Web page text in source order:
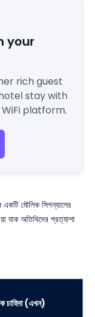
your
rich guest
stay with
platform.
একটি মৌলিক সিগন্যালের
যাক অতিথিদের প্রত্যাশা
চাহিদা (এখন)